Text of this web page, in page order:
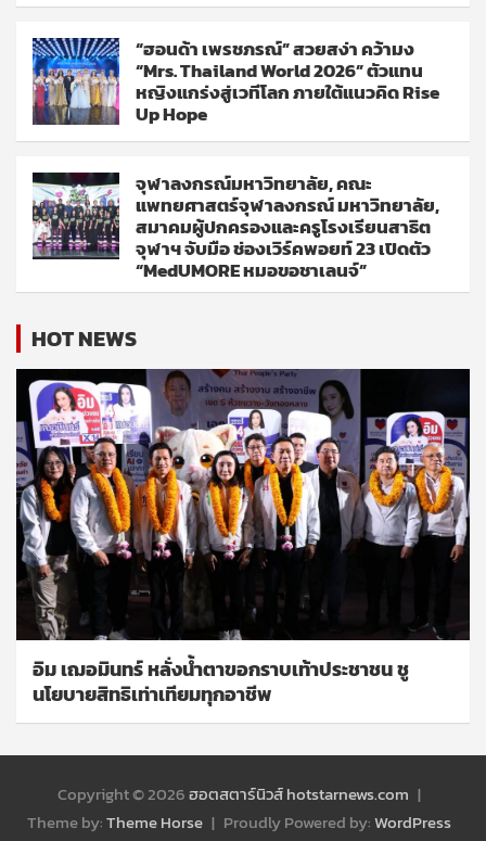
“ฮอนด้า เพรชภรณ์” สวยสง่า คว้ามง
“Mrs. Thailand World 2026” ตัวแทน
หญิงแกร่งสู่เวทีโลก ภายใต้แนวคิด Rise
Up Hope
จุฬาลงกรณ์มหาวิทยาลัย, คณะ
แพทยศาสตร์จุฬาลงกรณ์ มหาวิทยาลัย,
สมาคมผู้ปกครองและครูโรงเรียนสาธิต
จุฬาฯ จับมือ ช่องเวิร์คพอยท์ 23 เปิดตัว
“MedUMORE หมอขอชาเลนจ์”
HOT NEWS
อิม เฌอมินทร์ หลั่งน้ำตาขอกราบเท้าประชาชน ชู
นโยบายสิทธิเท่าเทียมทุกอาชีพ
Copyright © 2026ฮอตสตาร์นิวส์ hotstarnews.com
Theme by:Theme Horse Proudly Powered by:WordPress